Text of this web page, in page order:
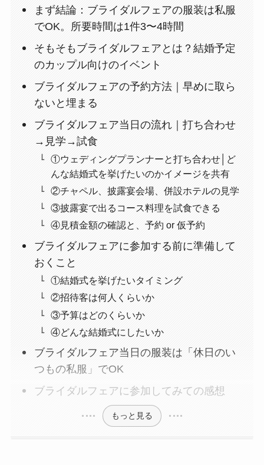
まず結論：ブライダルフェアの服装は私服
でOK。所要時間は1件3〜4時間
そもそもブライダルフェアとは？結婚予定
のカップル向けのイベント
ブライダルフェアの予約方法｜早めに取ら
ないと埋まる
ブライダルフェア当日の流れ｜打ち合わせ
→見学→試食
①ウェディングプランナーと打ち合わせ│ど
んな結婚式を挙げたいのかイメージを共有
②チャペル、披露宴会場、併設ホテルの見学
③披露宴で出るコース料理を試食できる
④見積金額の確認と、予約 or 仮予約
ブライダルフェアに参加する前に準備して
おくこと
①結婚式を挙げたいタイミング
②招待客は何人くらいか
③予算はどのくらいか
④どんな結婚式にしたいか
ブライダルフェア当日の服装は「休日のい
つもの私服」でOK
ブライダルフェアに参加してみての感想
もっと見る